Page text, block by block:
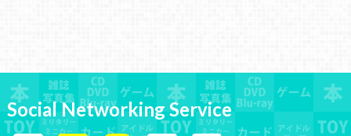
Social Networking Service